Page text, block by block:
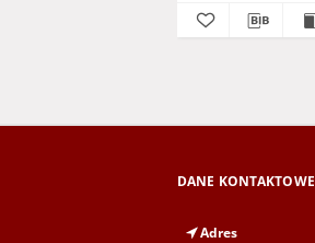
DANE KONTAKTOWE
Adres